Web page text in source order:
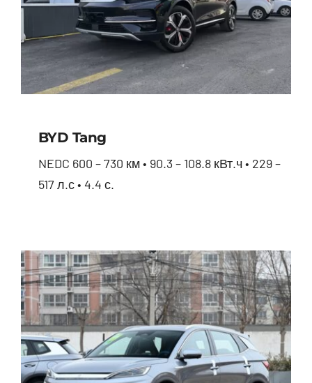
BYD Tang
NEDC 600 – 730 км • 90.3 – 108.8 кВт.ч • 229 –
517 л.с • 4.4 с.